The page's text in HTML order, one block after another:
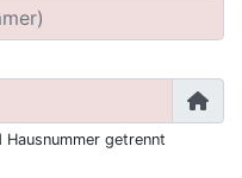
getrennt